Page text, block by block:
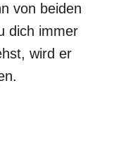
von beiden
dich immer
wird er